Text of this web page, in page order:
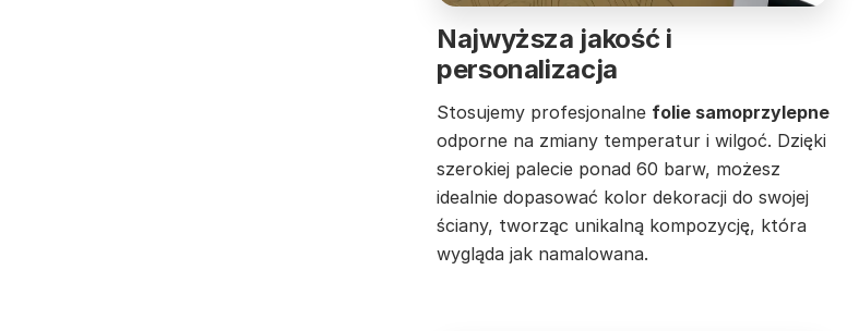
Najwyższa jakość i
personalizacja
Stosujemy profesjonalne folie samoprzylepne
odporne na zmiany temperatur i wilgoć. Dzięki
szerokiej palecie ponad 60 barw, możesz
idealnie dopasować kolor dekoracji do swojej
ściany, tworząc unikalną kompozycję, która
wygląda jak namalowana.